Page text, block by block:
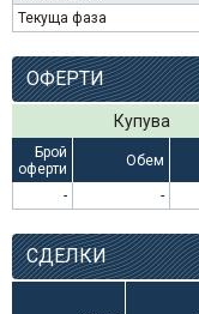
Текуща фаза
ОФЕРТИ
Купува
Брой
оферти
Обем
-
-
СДЕЛКИ